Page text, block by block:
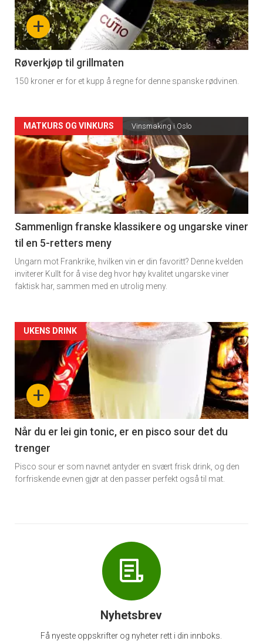
nå
-
4
+
Røverkjøp til grillmaten
150 kroner er for et kupp å regne for denne spanske rødvinen.
Forsiden
akkurat
nå
-
5
MATKURS OG VINKURS Vinsmaking i Oslo
Sammenlign franske klassikere og ungarske viner
til en 5-retters meny
Ungarn mot Frankrike, hvilken vin er din favoritt? Denne kvelden
inviterer Kullt for å vise deg hvor høy kvalitet ungarske viner
faktisk har, sammen med en utrolig meny.
Forsiden
akkurat
nå
-
6
+
UKENS DRINK
Når du er lei gin tonic, er en pisco sour det du
trenger
Pisco sour er som navnet antyder en svært frisk drink, og den
forfriskende evnen gjør at den passer perfekt også til mat.
Nyhetsbrev
Få nyeste oppskrifter og nyheter rett i din innboks.